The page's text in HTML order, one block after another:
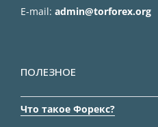
E-mail: admin@torforex.org
ПОЛЕЗНОЕ
Что такое Форекс?